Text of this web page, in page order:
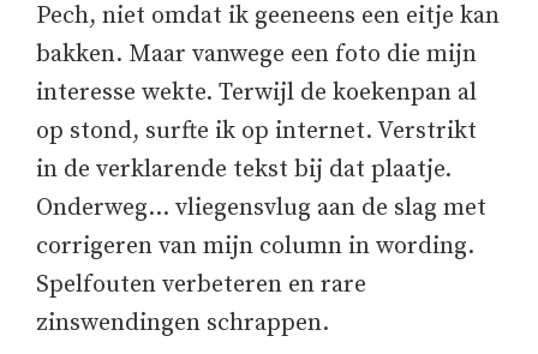
Pech, niet omdat ik geeneens een eitje kan
bakken. Maar vanwege een foto die mijn
interesse wekte. Terwijl de koekenpan al
op stond, surfte ik op internet. Verstrikt
in de verklarende tekst bij dat plaatje.
Onderweg… vliegensvlug aan de slag met
corrigeren van mijn column in wording.
Spelfouten verbeteren en rare
zinswendingen schrappen.